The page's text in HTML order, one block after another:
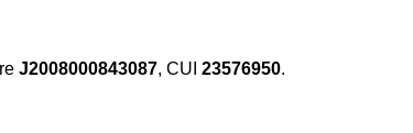
J2008000843087, CUI 23576950.​